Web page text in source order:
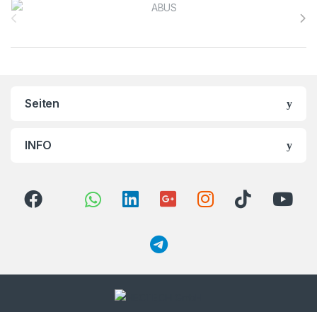
Seiten
INFO